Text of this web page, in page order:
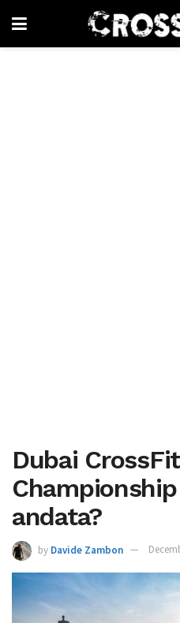
Dubai
Championship
andata?
by Davide Zambon